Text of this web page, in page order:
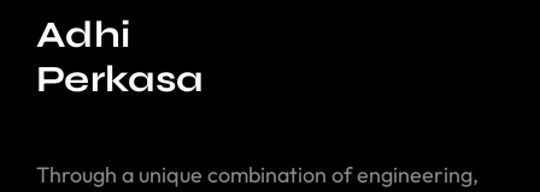
Adhi
Perkasa
Through a unique combination of engineering,